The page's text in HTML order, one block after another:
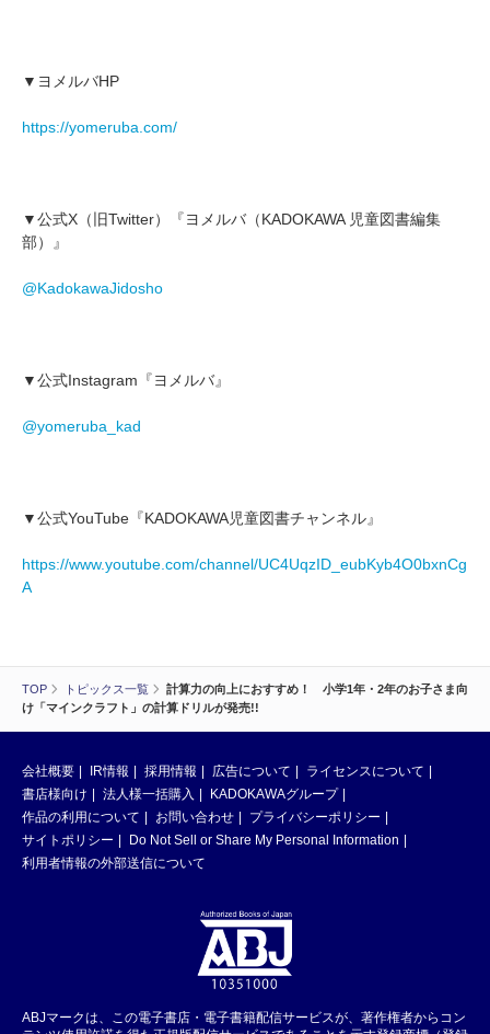
TOP トピックス一覧
計算力の向上におすすめ！ 小学1年・2年のお子さま向
け「マインクラフト」の計算ドリルが発売!!
▼ヨメルバHP
https://yomeruba.com/
▼公式X（旧Twitter）『ヨメルバ（KADOKAWA 児童図書編集
部）』
@KadokawaJidosho
▼公式Instagram『ヨメルバ』
@yomeruba_kad
▼公式YouTube『KADOKAWA児童図書チャンネル』
https://www.youtube.com/channel/UC4UqzID_eubKyb4O0bxnCg
A
会社概要 IR情報 採用情報 広告について
ライセンスについて
書店様向け
法人様一括購入
KADOKAWAグループ
作品の利用について
お問い合わせ
プライバシーポリシー
サイトポリシー
Do Not Sell or Share My Personal Information
利用者情報の外部送信について
ABJマークは、この電子書店・電子書籍配信サービスが、著作権者からコン